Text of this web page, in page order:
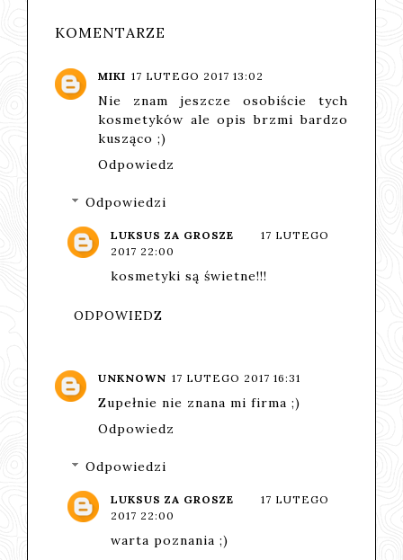
KOMENTARZE
MIKI 17 LUTEGO 2017 13:02
Nie znam jeszcze osobiście tych
kosmetyków ale opis brzmi bardzo
kusząco ;)
Odpowiedz
Odpowiedzi
LUKSUS ZA GROSZE
17 LUTEGO
2017 22:00
kosmetyki są świetne!!!
ODPOWIEDZ
UNKNOWN 17 LUTEGO 2017 16:31
Zupełnie nie znana mi firma ;)
Odpowiedz
Odpowiedzi
LUKSUS ZA GROSZE
17 LUTEGO
2017 22:00
warta poznania ;)